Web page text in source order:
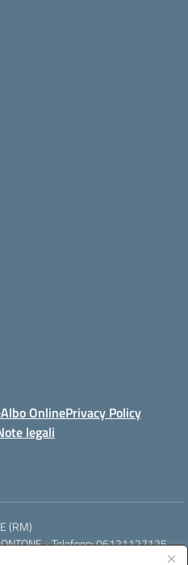
Albo OnlinePrivacy Policy
legali
(RM)
- Telefono: 06121127125